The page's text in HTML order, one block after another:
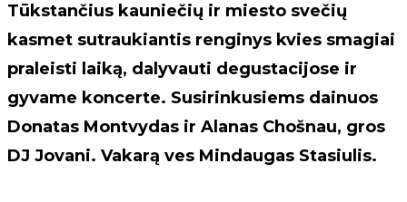
Tūkstančius kauniečių ir miesto svečių
kasmet sutraukiantis renginys kvies smagiai
praleisti laiką, dalyvauti degustacijose ir
gyvame koncerte. Susirinkusiems dainuos
Donatas Montvydas ir Alanas Chošnau, gros
DJ Jovani. Vakarą ves Mindaugas Stasiulis.